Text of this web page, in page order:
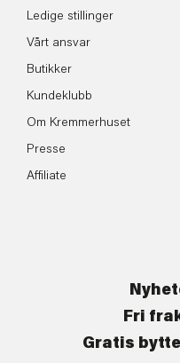
Ledige stillinger
Vårt ansvar
Butikker
Kundeklubb
Om Kremmerhuset
Presse
Affiliate
Fri
Gratis